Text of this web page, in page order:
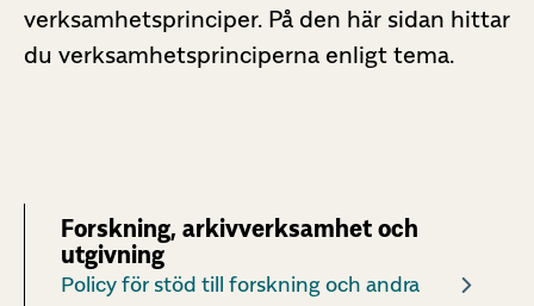
verksamhetsprinciper. På den här sidan hittar
du verksamhetsprinciperna enligt tema.
Forskning, arkivverksamhet och
utgivning
Policy för stöd till forskning och andra